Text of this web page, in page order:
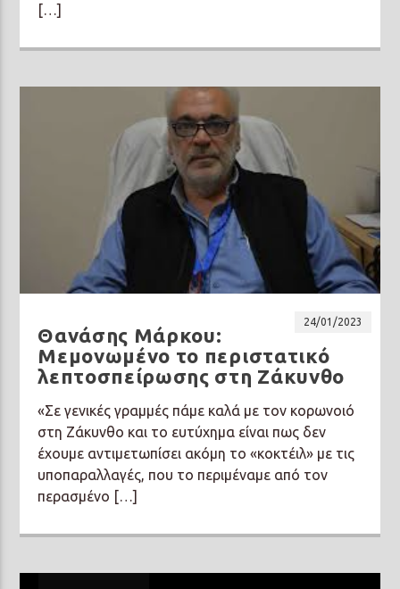
[…]
24/01/2023
Θανάσης Μάρκου:
Μεμονωμένο το περιστατικό
λεπτοσπείρωσης στη Ζάκυνθο
«Σε γενικές γραμμές πάμε καλά με τον κορωνοιό
στη Ζάκυνθο και το ευτύχημα είναι πως δεν
έχουμε αντιμετωπίσει ακόμη το «κοκτέιλ» με τις
υποπαραλλαγές, που το περιμέναμε από τον
περασμένο […]